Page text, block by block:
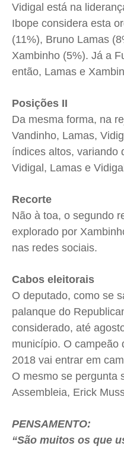
Vidigal está na
Ibope considera esta
(11%), Bruno Lamas
Xambinho (5%). Já a
então, Lamas e
Posições II
Da mesma forma, na
Vandinho, Lamas,
índices altos, variando
Vidigal, Lamas e
Recorte
Não à toa, o segundo
explorado por
nas redes sociais.
Cabos eleitorais
O deputado, como se
palanque do
considerado, até
município. O campeão
2018 vai entrar em
O mesmo se pergunta
Assembleia, Erick
PENSAMENTO:
“São muitos os que